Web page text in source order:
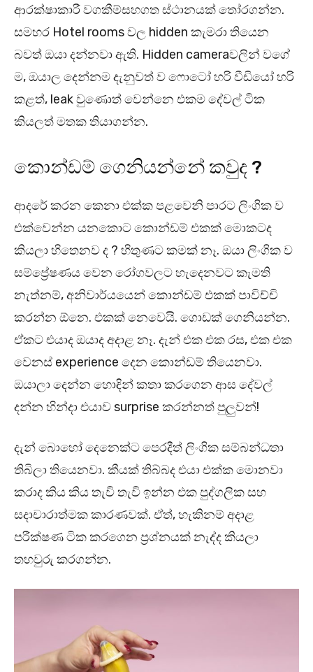
ආරක්ෂාකාරී වගකීම්සහගත ස්ථානයක් තෝරගන්න.
සමහර Hotel rooms වල hidden කැමරා තියෙන
බවත් ඔයා දන්නවා ඇති. Hidden cameraවලින් වගේ
ම, ඔයාල දෙන්නම දැනුවත් ව ෆොටෝ හරි වීඩියෝ හරි
කළත්, leak වුණොත් වෙන්නෙ එකම දේවල් ටික
කියලත් මතක තියාගන්න.
කොන්ඩම් ගෙනියන්නේ කවුද ?
ආදරේ කරන කෙනා එක්ක පළවෙනි පාරට ලිංගික ව
එක්වෙන්න යනකොට කොන්ඩම් එකක් මොකටද
කියලා හිතෙනව ද ? හිතුණට කමක් නෑ. ඔයා ලිංගික ව
සම්ප්‍රේෂණය වෙන රෝගවලට හැදෙනවට කැමති
නැත්නම්, අනිවාර්යයෙන් කොන්ඩම් එකක් පාවිච්චි
කරන්න ඕනෙ. එකක් නෙවෙයි. ගොඩක් ගෙනියන්න.
ඒකට එයාද ඔයාද අදාළ නෑ. දැන් එක එක රස, එක එක
වෙනස් experience දෙන කොන්ඩම් තියෙනවා.
ඔයාලා දෙන්න හොඳින් කතා කරගෙන ආස දේවල්
දන්න හින්දා එයාව surprise කරන්නත් පුලුවන්!
දැන් බොහෝ දෙනෙක්ට පෙරදීත් ලිංගික සම්බන්ධතා
තිබිලා තියෙනවා. කීයක් තිබ්බද එයා එක්ක මොනවා
කරාද කිය කිය තැවි තැවි ඉන්න එක පුද්ගලික සහ
සදාචාරාත්මක කාරණවක්. ඒත්, හැකිනම් අදාළ
පරීක්ෂණ ටික කරගෙන ප්‍රශ්නයක් නැද්ද කියලා
තහවුරු කරගන්න.